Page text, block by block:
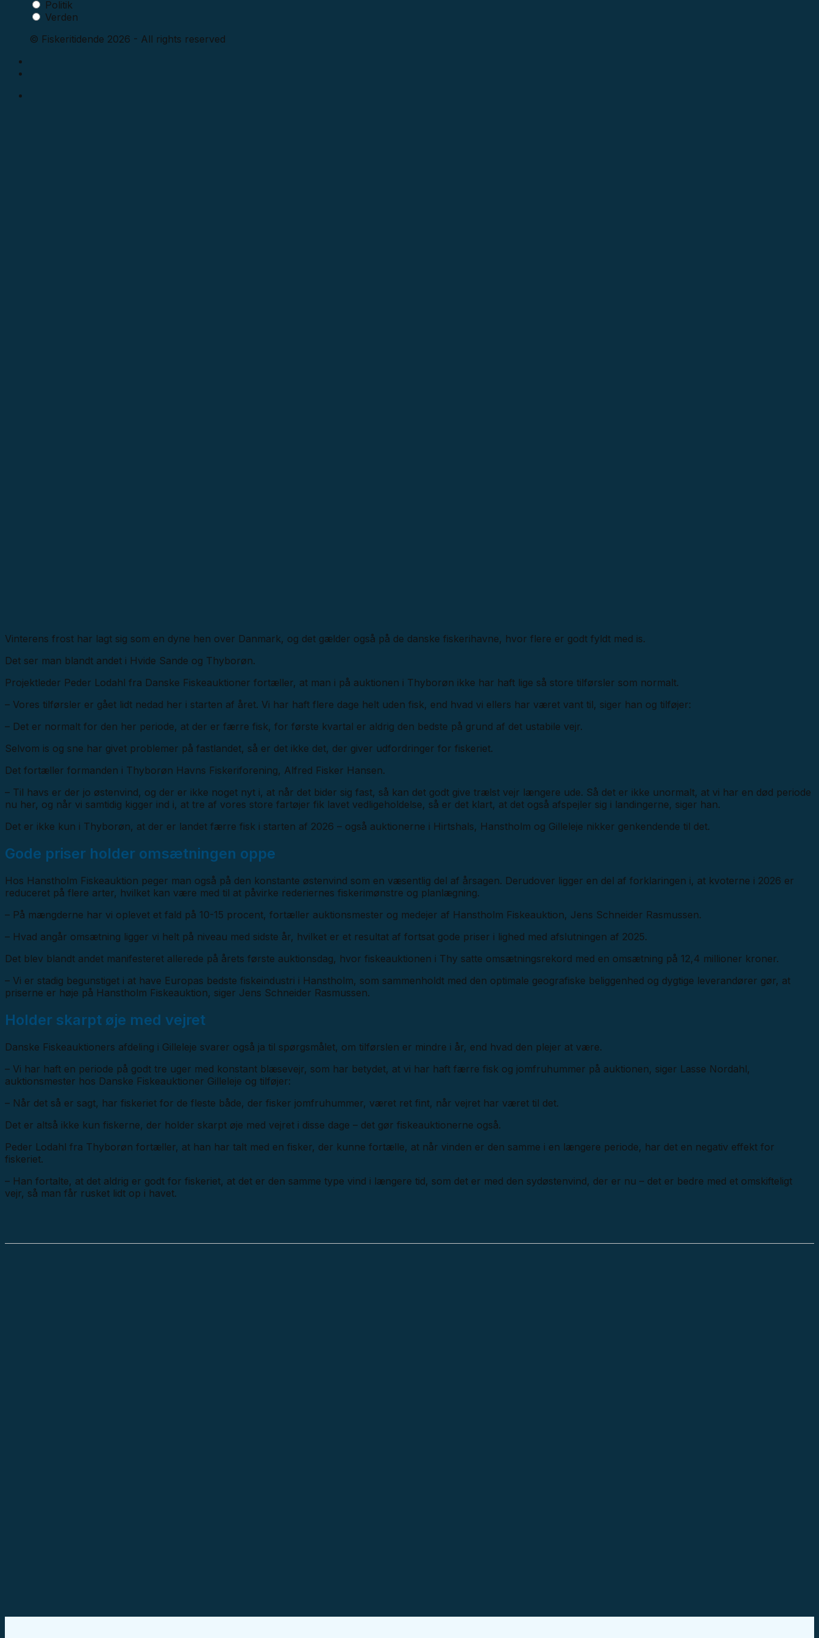
Politik
Verden
© Fiskeritidende 2026 - All rights reserved
Vinterens frost har lagt sig som en dyne hen over Danmark, og det gælder også på de danske fiskerihavne, hvor flere er godt fyldt med is.
Det ser man blandt andet i Hvide Sande og Thyborøn.
Projektleder Peder Lodahl fra Danske Fiskeauktioner fortæller, at man i på auktionen i Thyborøn ikke har haft lige så store tilførsler som normalt.
– Vores tilførsler er gået lidt nedad her i starten af året. Vi har haft flere dage helt uden fisk, end hvad vi ellers har været vant til, siger han og tilføjer:
– Det er normalt for den her periode, at der er færre fisk, for første kvartal er aldrig den bedste på grund af det ustabile vejr.
Selvom is og sne har givet problemer på fastlandet, så er det ikke det, der giver udfordringer for fiskeriet.
Det fortæller formanden i Thyborøn Havns Fiskeriforening, Alfred Fisker Hansen.
– Til havs er der jo østenvind, og der er ikke noget nyt i, at når det bider sig fast, så kan det godt give trælst vejr længere ude. Så det er ikke unormalt, at vi har en død periode
nu her, og når vi samtidig kigger ind i, at tre af vores store fartøjer fik lavet vedligeholdelse, så er det klart, at det også afspejler sig i landingerne, siger han.
Det er ikke kun i Thyborøn, at der er landet færre fisk i starten af 2026 – også auktionerne i Hirtshals, Hanstholm og Gilleleje nikker genkendende til det.
Gode priser holder omsætningen oppe
Hos Hanstholm Fiskeauktion peger man også på den konstante østenvind som en væsentlig del af årsagen. Derudover ligger en del af forklaringen i, at kvoterne i 2026 er
reduceret på flere arter, hvilket kan være med til at påvirke rederiernes fiskerimønstre og planlægning.
– På mængderne har vi oplevet et fald på 10-15 procent, fortæller auktionsmester og medejer af Hanstholm Fiskeauktion, Jens Schneider Rasmussen.
– Hvad angår omsætning ligger vi helt på niveau med sidste år, hvilket er et resultat af fortsat gode priser i lighed med afslutningen af 2025.
Det blev blandt andet manifesteret allerede på årets første auktionsdag, hvor fiskeauktionen i Thy satte omsætningsrekord med en omsætning på 12,4 millioner kroner.
– Vi er stadig begunstiget i at have Europas bedste fiskeindustri i Hanstholm, som sammenholdt med den optimale geografiske beliggenhed og dygtige leverandører gør, at
priserne er høje på Hanstholm Fiskeauktion, siger Jens Schneider Rasmussen.
Holder skarpt øje med vejret
Danske Fiskeauktioners afdeling i Gilleleje svarer også ja til spørgsmålet, om tilførslen er mindre i år, end hvad den plejer at være.
– Vi har haft en periode på godt tre uger med konstant blæsevejr, som har betydet, at vi har haft færre fisk og jomfruhummer på auktionen, siger Lasse Nordahl,
auktionsmester hos Danske Fiskeauktioner Gilleleje og tilføjer:
– Når det så er sagt, har fiskeriet for de fleste både, der fisker jomfruhummer, været ret fint, når vejret har været til det.
Det er altså ikke kun fiskerne, der holder skarpt øje med vejret i disse dage – det gør fiskeauktionerne også.
Peder Lodahl fra Thyborøn fortæller, at han har talt med en fisker, der kunne fortælle, at når vinden er den samme i en længere periode, har det en negativ effekt for
fiskeriet.
– Han fortalte, at det aldrig er godt for fiskeriet, at det er den samme type vind i længere tid, som det er med den sydøstenvind, der er nu – det er bedre med et omskifteligt
vejr, så man får rusket lidt op i havet.